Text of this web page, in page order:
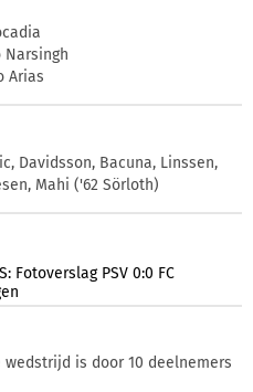
Narsingh
Arias
Davidsson, Bacuna, Linssen,
Mahi ('62 Sörloth)
Fotoverslag PSV 0:0 FC
is door 10 deelnemers